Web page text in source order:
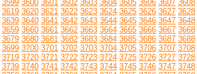
3599 3600 3601 3602 3603 3604 3605 3606 3607 3608
3619 3620 3621 3622 3623 3624 3625 3626 3627 3628
3639 3640 3641 3642 3643 3644 3645 3646 3647 3648
3659 3660 3661 3662 3663 3664 3665 3666 3667 3668
3679 3680 3681 3682 3683 3684 3685 3686 3687 3688
3699 3700 3701 3702 3703 3704 3705 3706 3707 3708
3719 3720 3721 3722 3723 3724 3725 3726 3727 3728
3739 3740 3741 3742 3743 3744 3745 3746 3747 3748